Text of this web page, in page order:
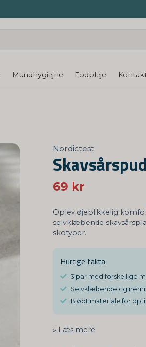
Mundhygiejne Fodpleje
Nordictest
69 kr
Oplev øjeblikkelig
selvklæbende
skotyper.
Hurtige fakta
3 par med forskellige
Selvklæbende og
Blødt materiale for
Læs mere